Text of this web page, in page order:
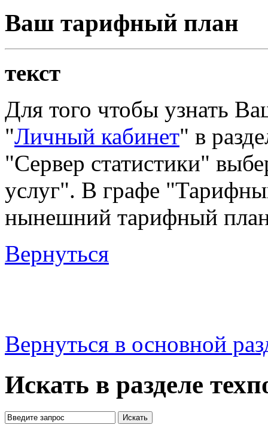
Ваш тарифный план
текст
Для того чтобы узнать
"Личный кабинет" в
"Сервер статистики"
услуг". В графе
нынешний тарифный
Вернуться
Вернуться в основной
Искать в разделе